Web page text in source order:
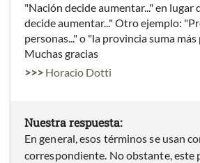
"Nación decide aumentar..." en lugar
decide aumentar..." Otro ejemplo:
personas..." o "la provincia suma más
Muchas gracias
>>> Horacio Dotti
Nuestra respuesta:
En general, esos términos se usan
correspondiente. No obstante, este